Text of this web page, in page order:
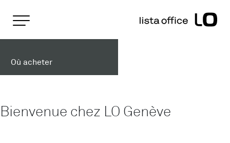
Page d'accueil
Contenu
Contact
Où acheter
Bienvenue chez LO Genève